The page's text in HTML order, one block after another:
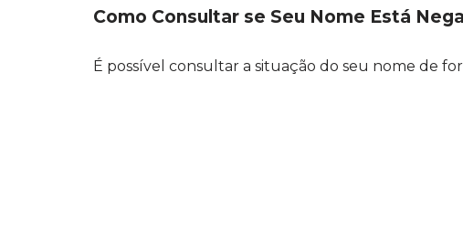
Como Consultar se Seu Nome Está
É possível consultar a situação do seu nome de